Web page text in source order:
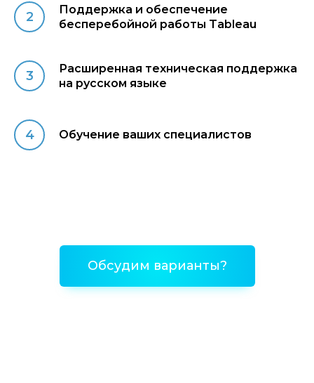
Поддержка и обеспечение
бесперебойной работы Tableau
Расширенная техническая поддержка
на русском языке
Обучение ваших специалистов
Обсудим варианты?